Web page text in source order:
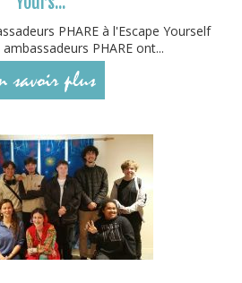
PHARE à l'Escape Yourself
PHARE ont...
savoir plus